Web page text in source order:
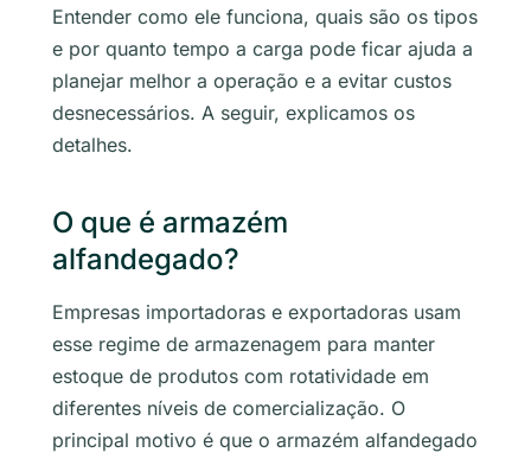
Entender como ele funciona, quais são os tipos
e por quanto tempo a carga pode ficar ajuda a
planejar melhor a operação e a evitar custos
desnecessários. A seguir, explicamos os
detalhes.
O que é armazém
alfandegado?
Empresas importadoras e exportadoras usam
esse regime de armazenagem para manter
estoque de produtos com rotatividade em
diferentes níveis de comercialização. O
principal motivo é que o armazém alfandegado